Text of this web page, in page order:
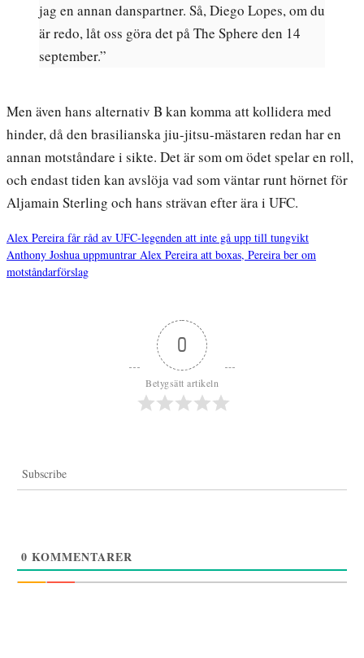
jag en annan danspartner. Så, Diego Lopes, om du
är redo, låt oss göra det på The Sphere den 14
september.”
Men även hans alternativ B kan komma att kollidera med
hinder, då den brasilianska jiu-jitsu-mästaren redan har en
annan motståndare i sikte. Det är som om ödet spelar en roll,
och endast tiden kan avslöja vad som väntar runt hörnet för
Aljamain Sterling och hans strävan efter ära i UFC.
Inläggsnavigering
Alex Pereira får råd av UFC-legenden att inte gå upp till tungvikt
Anthony Joshua uppmuntrar Alex Pereira att boxas, Pereira ber om
motståndarförslag
0
Betygsätt artikeln
Subscribe
0 KOMMENTARER